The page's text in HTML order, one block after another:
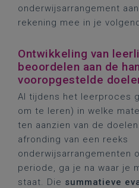
onderwijsarrangement
rekening mee in je
Ontwikkeling van
beoordelen aan de
vooropgestelde
Al tijdens het leerproces
om te leren) in welke
ten aanzien van de
afronding van een reeks
onderwijsarrangementen
periode, ga je na waar je
staat. Die summatieve